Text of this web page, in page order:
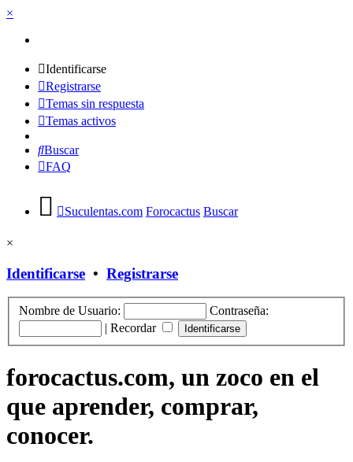
×
Identificarse
Registrarse
Temas sin respuesta
Temas activos
Buscar
FAQ
Suculentas.com Forocactus Buscar
×
Identificarse • Registrarse
Nombre de Usuario:
Contraseña:
| Recordar
forocactus.com, un zoco en el
que aprender, comprar,
conocer.